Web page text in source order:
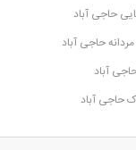
حاجی ‌آباد
حاجی ‌آباد
‌آباد
حاجی ‌آباد